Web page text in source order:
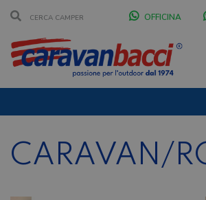
OFFICINA
CARAVAN/